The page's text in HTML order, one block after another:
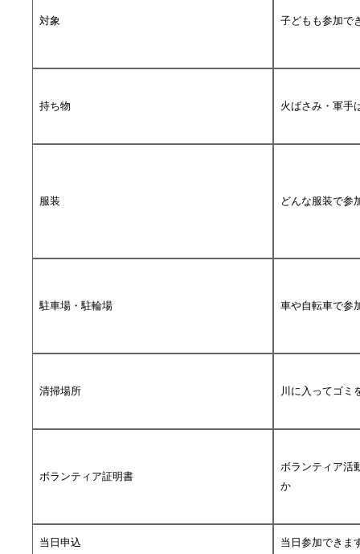
対象 子どもも参加で
持ち物 火ばさみ・軍手
服装 どんな服装で参
駐車場・駐輪場 車や自転車で参
清掃場所 川に入ってゴミ
ボランティア証明書
ボランティア活
か
当日申込 当日参加できま